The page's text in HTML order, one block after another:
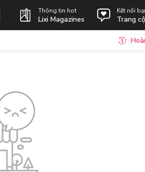
Thông tin hot
Lixi Magazines
Kết nối
Trang